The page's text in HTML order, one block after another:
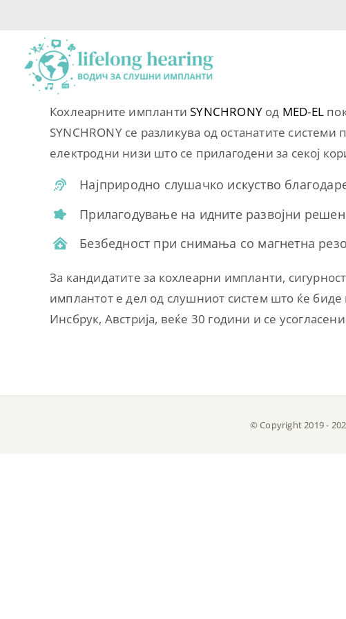
content
Кохлеарните имплантиSYNCHRONYод MED-EL
SYNCHRONY се разликува од останатите
електродни низи што се прилагодени за секој
Најприродно слушачко искуство
Прилагодување на идните развојни
Безбедност при снимања со магнетна
За кандидатите за кохлеарни импланти,
имплантот е дел од слушниот систем што ќе биде
Инсбрук, Австрија, веќе 30 години и се
© Copyright 2019 -